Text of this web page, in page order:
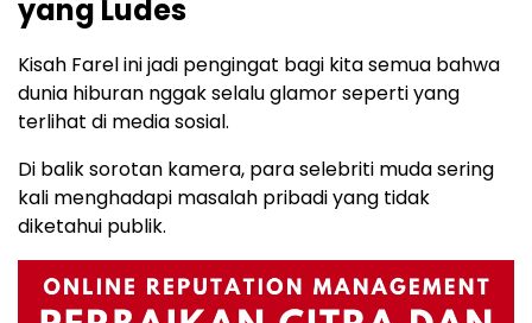
yang Ludes
Kisah Farel ini jadi pengingat bagi kita semua bahwa
dunia hiburan nggak selalu glamor seperti yang
terlihat di media sosial.
Di balik sorotan kamera, para selebriti muda sering
kali menghadapi masalah pribadi yang tidak
diketahui publik.